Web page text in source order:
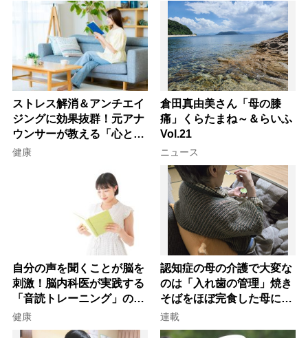
ストレス解消＆アンチエイ
ジングに効果抜群！元アナ
ウンサーが教える「心と体
を元気にする音読の習慣」
健康
倉田真由美さん「母の膝
痛」くらたまね～＆らいふ
Vol.21
ニュース
自分の声を聞くことが脳を
刺激！脳内科医が実践する
「音読トレーニング」の極
意
健康
認知症の母の介護で大変な
のは「入れ歯の管理」焼き
そばをほぼ完食した母に息
子が血の気が引いた理由
連載